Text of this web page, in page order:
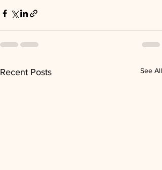
Recent Posts See All